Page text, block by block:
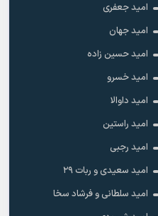
امید جعفری
امید جهان
امید حسین زاده
امید خسرو
امید داوالا
امید راستین
امید رجبی
امید سعیدی و ربات ۲۹
امید سلطانی و فرشاد سخا